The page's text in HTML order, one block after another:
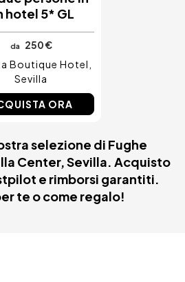
hotel 5* GL
da
250 €
Boutique Hotel
Sevilla
ORA
selezione di Fughe
Center, Sevilla. Acquisto
e rimborsi garantiti.
te o come regalo!